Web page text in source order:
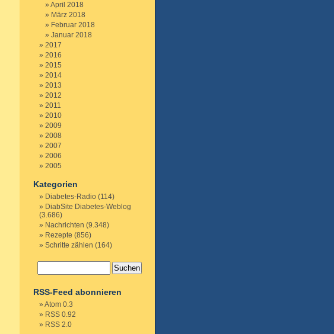
April 2018
März 2018
Februar 2018
Januar 2018
2017
2016
2015
2014
2013
2012
2011
2010
2009
2008
2007
2006
2005
Kategorien
Diabetes-Radio (114)
DiabSite Diabetes-Weblog
(3.686)
Nachrichten (9.348)
Rezepte (856)
Schritte zählen (164)
RSS-Feed abonnieren
Atom 0.3
RSS 0.92
RSS 2.0